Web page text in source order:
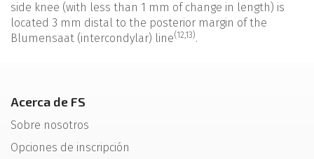
side knee (with less than 1 mm of change in length) is
located 3 mm distal to the posterior margin of the
Blumensaat (intercondylar) line(12,13).
Acerca de FS
Sobre nosotros
Opciones de inscripción